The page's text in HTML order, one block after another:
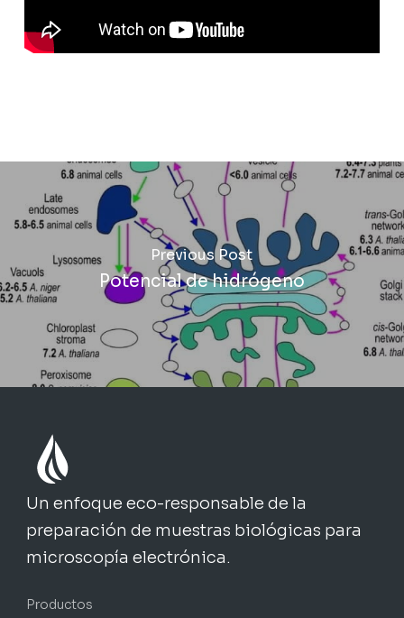
Previous Post
Potencial de hidrógeno
Un enfoque eco-responsable de la
preparación de muestras biológicas para
microscopía electrónica.
Productos